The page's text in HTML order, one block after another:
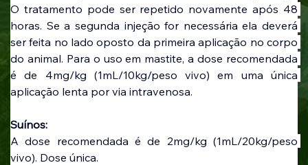
O tratamento pode ser repetido novamente após 48
horas. Se a segunda injeção for necessária ela deverá
ser feita no lado oposto da primeira aplicação no corpo
do animal. Para o uso em mastite, a dose recomendada
é de 4mg/kg (1mL/10kg/peso vivo) em uma única
aplicação lenta por via intravenosa.
Suínos:
A dose recomendada é de 2mg/kg (1mL/20kg/peso
vivo). Dose única.